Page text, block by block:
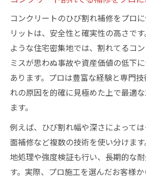
コンクリートのひび割れ補修をプロ
リットは、安全性と確実性の高さで
ような住宅密集地では、割れてるコ
ミスが思わぬ事故や資産価値の低下
あります。プロは豊富な経験と専門
れの原因を的確に見極めた上で最適
ます。
例えば、ひび割れ幅や深さによって
面補修など複数の技術を使い分けま
地処理や強度検証も行い、長期的な
す。実際、プロ施工を選んだお客様